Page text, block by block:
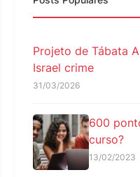
Projeto de Tábata
Israel crime
31/03/2026
600
curso?
13/02/2023